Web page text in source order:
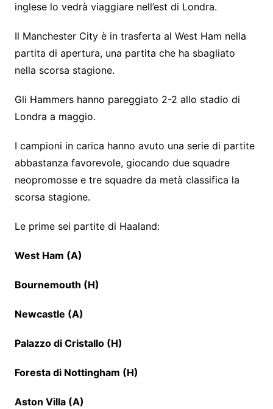
inglese lo vedrà viaggiare nell’est di Londra.
Il Manchester City è in trasferta al West Ham nella
partita di apertura, una partita che ha sbagliato
nella scorsa stagione.
Gli Hammers hanno pareggiato 2-2 allo stadio di
Londra a maggio.
I campioni in carica hanno avuto una serie di partite
abbastanza favorevole, giocando due squadre
neopromosse e tre squadre da metà classifica la
scorsa stagione.
Le prime sei partite di Haaland:
West Ham (A)
Bournemouth (H)
Newcastle (A)
Palazzo di Cristallo (H)
Foresta di Nottingham (H)
Aston Villa (A)